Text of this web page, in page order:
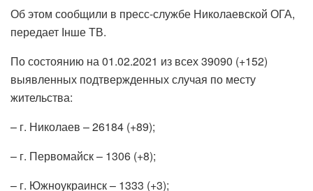
Об этом сообщили в пресс-службе Николаевской ОГА,
передает Інше ТВ.
По состоянию на 01.02.2021 из всех 39090 (+152)
выявленных подтвержденных случая по месту
жительства:
– г. Николаев – 26184 (+89);
– г. Первомайск – 1306 (+8);
– г. Южноукраинск – 1333 (+3);